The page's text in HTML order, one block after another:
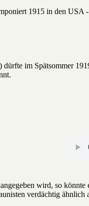
1915 in den USA
im Spätsommer
wird, so könnte
verdächtig ähnlich